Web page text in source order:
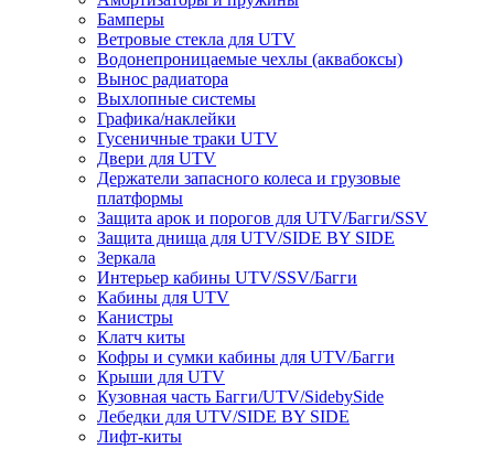
Бамперы
Ветровые стекла для UTV
Водонепроницаемые чехлы (аквабоксы)
Вынос радиатора
Выхлопные системы
Графика/наклейки
Гусеничные траки UTV
Двери для UTV
Держатели запасного колеса и грузовые
платформы
Защита арок и порогов для UTV/Багги/SSV
Защита днища для UTV/SIDE BY SIDE
Зеркала
Интерьер кабины UTV/SSV/Багги
Кабины для UTV
Канистры
Клатч киты
Кофры и сумки кабины для UTV/Багги
Крыши для UTV
Кузовная часть Багги/UTV/SidebySide
Лебедки для UTV/SIDE BY SIDE
Лифт-киты